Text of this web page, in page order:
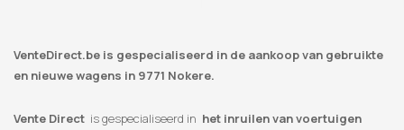
VenteDirect.be is gespecialiseerd in de aankoop van gebruikte
en nieuwe wagens in 9771 Nokere.
Vente Direct is gespecialiseerd in het inruilen van voertuigen